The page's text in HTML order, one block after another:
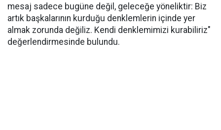
mesaj sadece bugüne değil, geleceğe yöneliktir: Biz
artık başkalarının kurduğu denklemlerin içinde yer
almak zorunda değiliz. Kendi denklemimizi kurabiliriz"
değerlendirmesinde bulundu.